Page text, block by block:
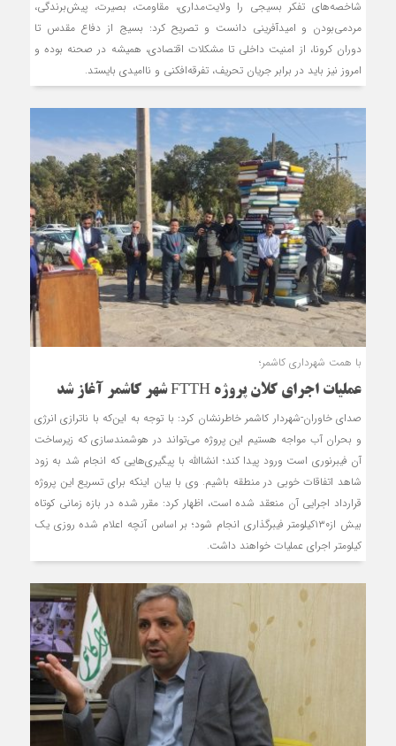
شاخصه‌های تفکر بسیجی را ولایت‌مداری، مقاومت، بصیرت، پیش‌برندگی،
مردمی‌بودن و امیدآفرینی دانست و تصریح کرد: بسیج از دفاع مقدس تا
دوران کرونا، از امنیت داخلی تا مشکلات اقتصادی، همیشه در صحنه بوده و
امروز نیز باید در برابر جریان تحریف، تفرقه‌افکنی و ناامیدی بایستد.
با همت شهرداری کاشمر؛
عملیات اجرای کلان پروژه FTTH شهر کاشمر آغاز شد
صدای خاوران-شهردار کاشمر خاطرنشان کرد: با توجه به این‌که با ناترازی انرژی
و بحران آب مواجه هستیم این پروژه می‌تواند در هوشمندسازی که زیرساخت
آن فیبرنوری است ورود پیدا کند؛ انشاالله با پیگیری‌هایی که انجام شد به زود
شاهد اتفاقات خوبی در منطقه باشیم. وی با بیان اینکه برای تسریع این پروژه
قرارداد اجرایی آن منعقد شده است، اظهار کرد: مقرر شده در بازه زمانی کوتاه
بیش از۱۳۰کیلومتر فیبرگذاری انجام شود؛ بر اساس آنچه اعلام شده روزی یک
کیلومتر اجرای عملیات خواهند داشت.